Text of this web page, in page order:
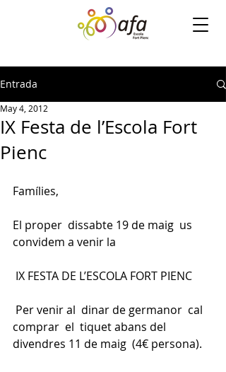
Entrada
IX Festa de l’Escola Fort
Pienc
May 4, 2012
Famílies,
El proper  dissabte 19 de maig  us
convidem a venir la
IX FESTA DE L’ESCOLA FORT PIENC
comprar  el  tiquet abans del
divendres 11 de maig  (4€ persona).